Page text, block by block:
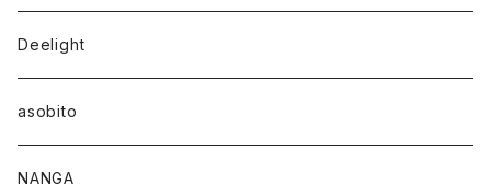
Deelight
asobito
NANGA